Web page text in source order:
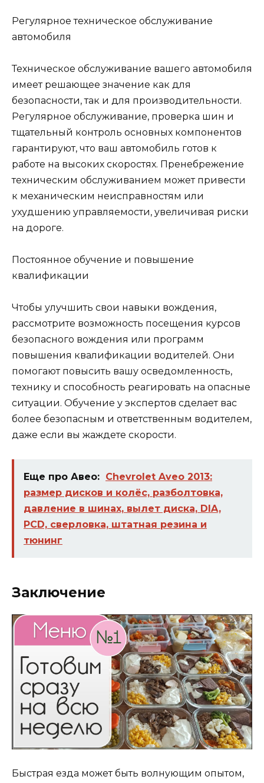
Регулярное техническое обслуживание
автомобиля
Техническое обслуживание вашего автомобиля
имеет решающее значение как для
безопасности, так и для производительности.
Регулярное обслуживание, проверка шин и
тщательный контроль основных компонентов
гарантируют, что ваш автомобиль готов к
работе на высоких скоростях. Пренебрежение
техническим обслуживанием может привести
к механическим неисправностям или
ухудшению управляемости, увеличивая риски
на дороге.
Постоянное обучение и повышение
квалификации
Чтобы улучшить свои навыки вождения,
рассмотрите возможность посещения курсов
безопасного вождения или программ
повышения квалификации водителей. Они
помогают повысить вашу осведомленность,
технику и способность реагировать на опасные
ситуации. Обучение у экспертов сделает вас
более безопасным и ответственным водителем,
даже если вы жаждете скорости.
Еще про Авео: Chevrolet Aveo 2013:
размер дисков и колёс, разболтовка,
давление в шинах, вылет диска, DIA,
PCD, сверловка, штатная резина и
тюнинг
Заключение
Быстрая езда может быть волнующим опытом,